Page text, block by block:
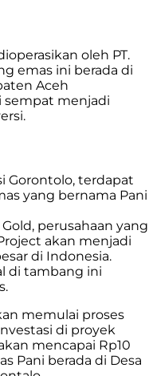
oleh PT.
emas ini berada di
Aceh
sempat menjadi
Gorontolo, terdapat
yang bernama Pani
perusahaan yang
akan menjadi
di Indonesia.
di tambang ini
memulai proses
di proyek
mencapai Rp10
Pani berada di Desa